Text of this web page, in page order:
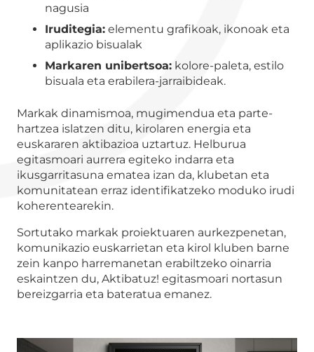
nagusia
Iruditegia: elementu grafikoak, ikonoak eta
aplikazio bisualak
Markaren unibertsoa: kolore-paleta, estilo
bisuala eta erabilera-jarraibideak.
Markak dinamismoa, mugimendua eta parte-
hartzea islatzen ditu, kirolaren energia eta
euskararen aktibazioa uztartuz. Helburua
egitasmoari aurrera egiteko indarra eta
ikusgarritasuna ematea izan da, klubetan eta
komunitatean erraz identifikatzeko moduko irudi
koherentearekin.
Sortutako markak proiektuaren aurkezpenetan,
komunikazio euskarrietan eta kirol kluben barne
zein kanpo harremanetan erabiltzeko oinarria
eskaintzen du, Aktibatuz! egitasmoari nortasun
bereizgarria eta bateratua emanez.